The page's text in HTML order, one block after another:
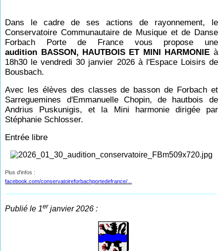
Dans le cadre de ses actions de rayonnement, le
Conservatoire Communautaire de Musique et de Danse
Forbach Porte de France vous propose une
audition BASSON, HAUTBOIS ET MINI HARMONIE à
18h30 le vendredi 30 janvier 2026 à l'Espace Loisirs de
Bousbach.
Avec les élèves des classes de basson de Forbach et
Sarreguemines d'Emmanuelle Chopin, de hautbois de
Andrius Puskunigis, et la Mini harmonie dirigée par
Stéphanie Schlosser.
Entrée libre
Plus d'infos :
facebook.com/conservatoireforbachportedefrance/...
Publié le 1er janvier 2026 :